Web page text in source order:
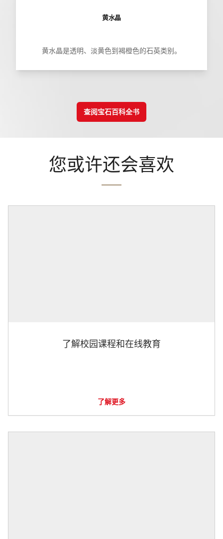
黄水晶
黄水晶是透明、淡黄色到褐橙色的石英类别。
查阅宝石百科全书
您或许还会喜欢
了解校园课程和在线教育
了解更多